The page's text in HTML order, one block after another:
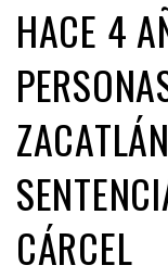
HACE 4
CÁRCEL